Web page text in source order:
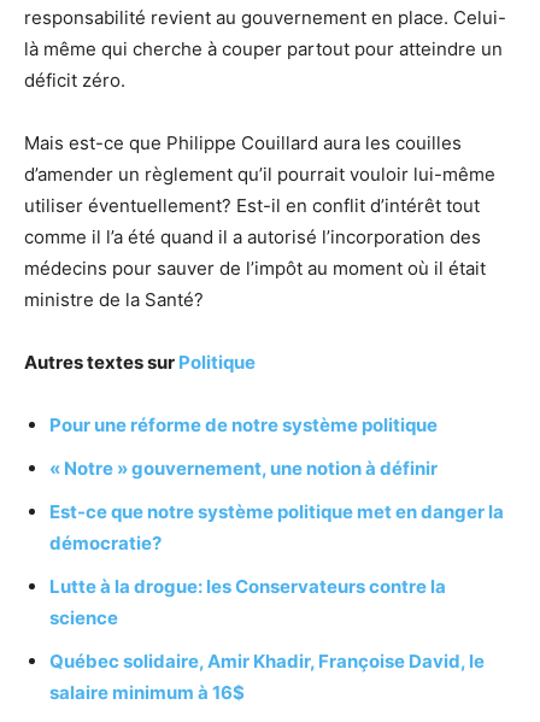
responsabilité revient au gouvernement en place. Celui-
là même qui cherche à couper partout pour atteindre un
déficit zéro.
Mais est-ce que Philippe Couillard aura les couilles
d’amender un règlement qu’il pourrait vouloir lui-même
utiliser éventuellement? Est-il en conflit d’intérêt tout
comme il l’a été quand il a autorisé l’incorporation des
médecins pour sauver de l’impôt au moment où il était
ministre de la Santé?
Autres textes sur Politique
Pour une réforme de notre système politique
« Notre » gouvernement, une notion à définir
Est-ce que notre système politique met en danger la
démocratie?
Lutte à la drogue: les Conservateurs contre la
science
Québec solidaire, Amir Khadir, Françoise David, le
salaire minimum à 16$